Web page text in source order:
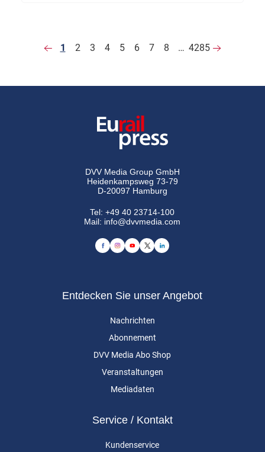
1 2 3 4 5 6 7 8 … 4285
DVV Media Group GmbH
Heidenkampsweg 73-79
D-20097 Hamburg
Tel:+49 40 23714-100
Mail: info@dvvmedia.com
Entdecken Sie unser Angebot
Nachrichten
Abonnement
DVV Media Abo Shop
Veranstaltungen
Mediadaten
Service / Kontakt
Kundenservice